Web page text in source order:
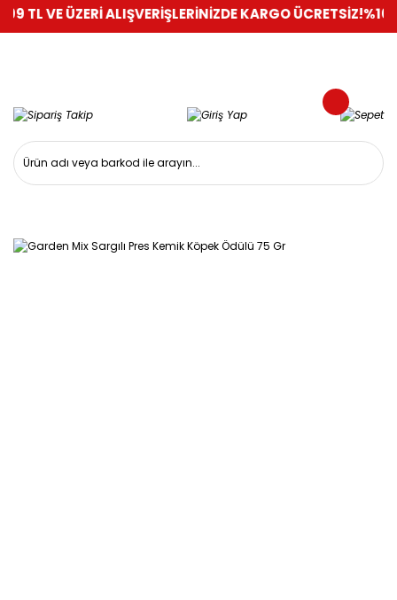
ÜZERİ ALIŞVERİŞLERİNİZDE KARGO ÜCRETSİZ!%100